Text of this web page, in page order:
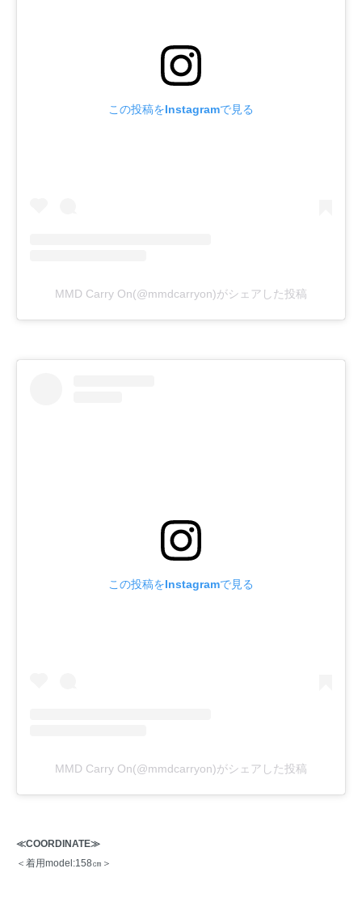
この投稿をInstagramで見る
MMD Carry On(@mmdcarryon)がシェアした投稿
この投稿をInstagramで見る
MMD Carry On(@mmdcarryon)がシェアした投稿
≪COORDINATE≫
＜着用model:158㎝＞